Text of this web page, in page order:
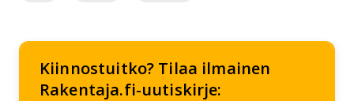
Kiinnostuitko? Tilaa ilmainen
Rakentaja.fi-uutiskirje: